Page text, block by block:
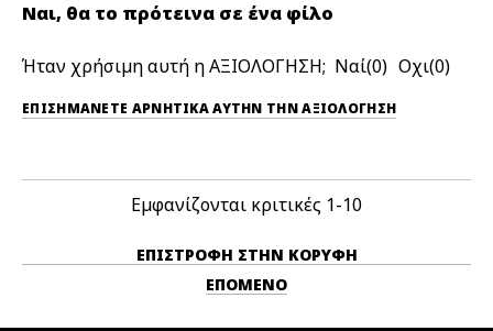
Ναι, θα το πρότεινα σε ένα φίλο
Ήταν χρήσιμη αυτή η ΑΞΙΟΛΟΓΗΣΗ; 0 0
ΕΠΙΣΗΜΆΝΕΤΕ ΑΡΝΗΤΙΚΆ ΑΥΤΉΝ ΤΗΝ ΑΞΙΟΛΟΓΗΣΗ
Εμφανίζονται κριτικές 1-10
ΕΠΙΣΤΡΟΦΉ ΣΤΗΝ ΚΟΡΥΦΉ
ΕΠΌΜΕΝΟ